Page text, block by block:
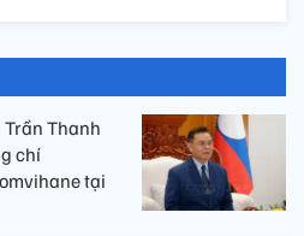
Trần Thanh
chí
tại